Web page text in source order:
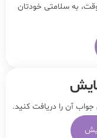
به سلامتی خودتان
آن را دریافت کنید.